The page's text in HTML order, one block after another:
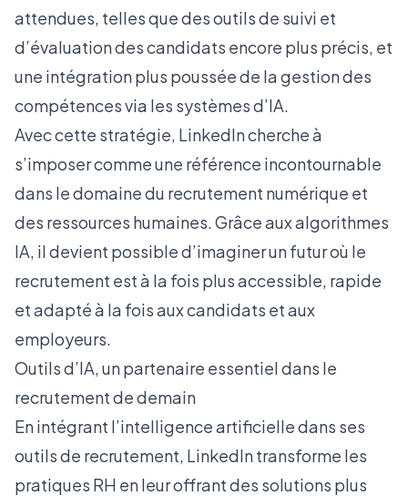
attendues, telles que des outils de suivi et
d’évaluation des candidats encore plus précis, et
une intégration plus poussée de la gestion des
compétences via les systèmes d’IA.
Avec cette stratégie, LinkedIn cherche à
s’imposer comme une référence incontournable
dans le domaine du recrutement numérique et
des ressources humaines. Grâce aux algorithmes
IA, il devient possible d’imaginer un futur où le
recrutement est à la fois plus accessible, rapide
et adapté à la fois aux candidats et aux
employeurs.
Outils d’IA, un partenaire essentiel dans le
recrutement de demain
En intégrant l’intelligence artificielle dans ses
outils de recrutement, LinkedIn transforme les
pratiques RH en leur offrant des solutions plus